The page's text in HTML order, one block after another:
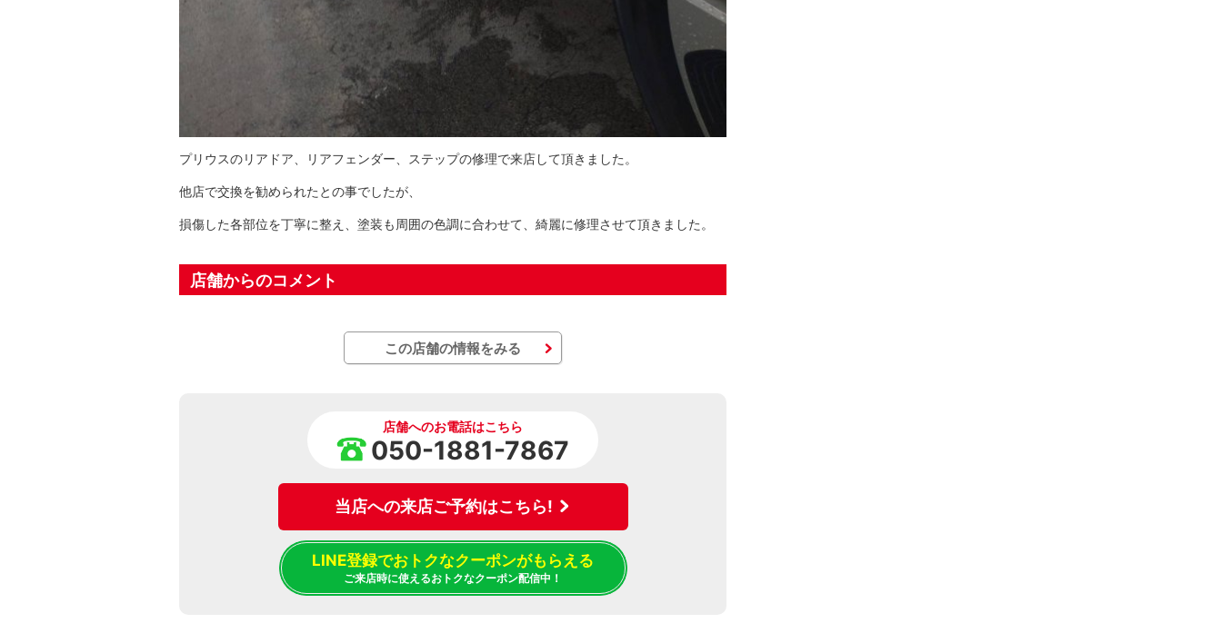
プリウスのリアドア、リアフェンダー、ステップの修理で来店して頂きました。
他店で交換を勧められたとの事でしたが、
損傷した各部位を丁寧に整え、塗装も周囲の色調に合わせて、綺麗に修理させて頂きました。
店舗からのコメント
この店舗の情報をみる
店舗へのお電話はこちら
050-1881-7867
当店への来店ご予約はこちら!
LINE登録でおトクなクーポンがもらえる
ご来店時に使えるおトクなクーポン配信中！